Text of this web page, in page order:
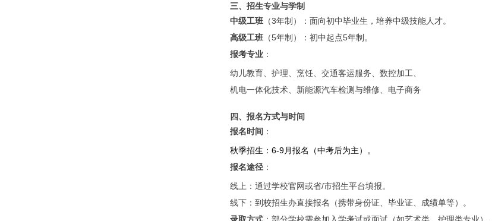
三、招生专业与学制
中级工班 （3年制）：面向初中毕业生，培养中级技能人才。
高级工班 （5年制）：初中起点5年制。
报考专业 ：
幼儿教育、护理、烹饪、交通客运服务、数控加工、
机电一体化技术、新能源汽车检测与维修、电子商务
四、报名方式与时间
报名时间 ：
秋季招生：6-9月报名（中考后为主）。
报名途径 ：
线上：通过学校官网或省/市招生平台填报。
线下：到校招生办直接报名（携带身份证、毕业证、成绩单等）。
录取方式 ：部分学校需参加入学考试或面试（如艺术类、护理类专业）。